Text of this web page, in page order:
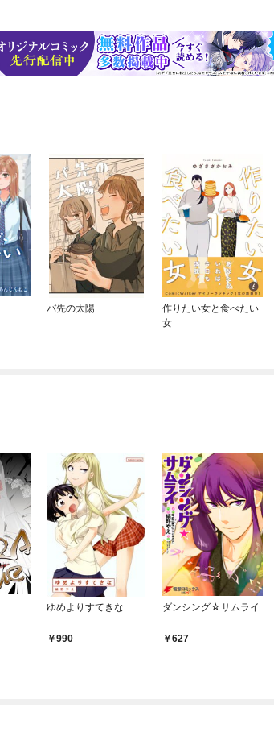
バ先の太陽
作りたい女と食べたい
女
ゆめよりすてきな
990
ダンシング☆サムライ
627